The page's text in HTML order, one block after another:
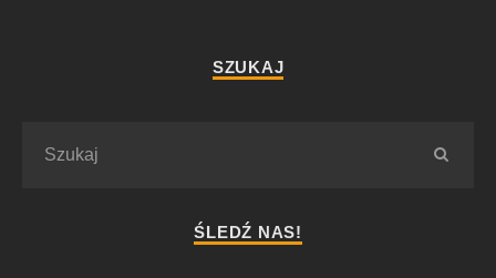
SZUKAJ
ŚLEDŹ NAS!